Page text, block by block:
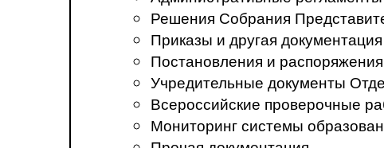
Решения Собрания
Приказы и другая
Постановления и
Учредительные документы
Всероссийские проверочные
Мониторинг системы